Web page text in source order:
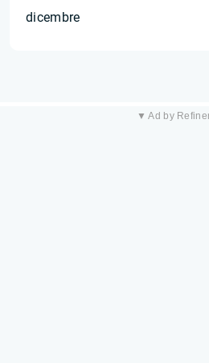
dicembre
▼ Ad by